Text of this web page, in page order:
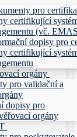
pro
certifikující
(vč.
dopisy pro
certifikující
orgány
pro validační a
dopisy pro
orgány